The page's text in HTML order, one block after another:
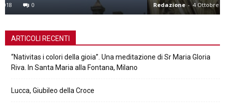
Redazione
ARTICOLI RECENTI
“Nativitas i colori della gioia”. Una meditazione di Sr Maria Gloria
Riva. In Santa Maria alla Fontana, Milano
Lucca, Giubileo della Croce